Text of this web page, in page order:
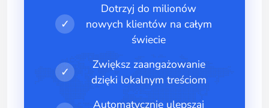
✓
Dotrzyj do milionów
nowych klientów na całym
świecie
✓
Zwiększ zaangażowanie
dzięki lokalnym treściom
Automatycznie ulepszaj